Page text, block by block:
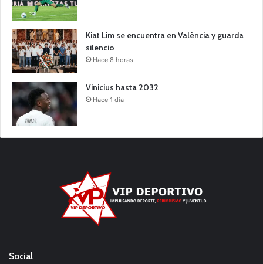
Kiat Lim se encuentra en València y guarda
silencio
Hace 8 horas
Vinicius hasta 2032
Hace 1 día
Social